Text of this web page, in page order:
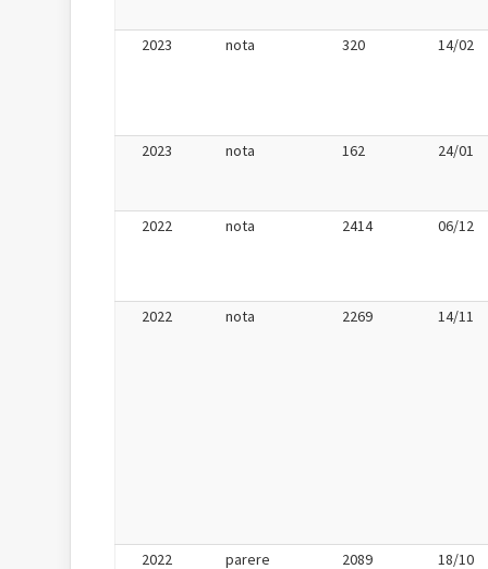
2023 nota 320 14/02
2023 nota 162 24/01
2022 nota 2414 06/12
2022 nota 2269 14/11
2022 parere 2089 18/10